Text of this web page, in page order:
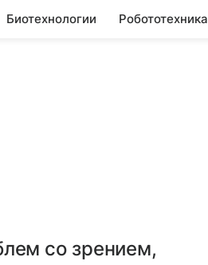
Биотехнологии Робототехника
со зрением,